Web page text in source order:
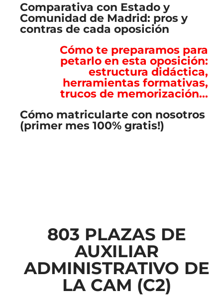
Comparativa con Estado y
Comunidad de Madrid: pros y
contras de cada oposición
Cómo te preparamos para
petarlo en esta oposición:
estructura didáctica,
herramientas formativas,
trucos de memorización...
Cómo matricularte con nosotros
(primer mes 100% gratis!)
803 PLAZAS DE
AUXILIAR
ADMINISTRATIVO DE
LA CAM (C2)